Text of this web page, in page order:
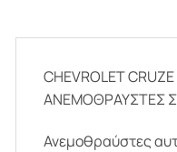
CHEVROLET
ΑΝΕΜΟΘΡΑΥΣΤΕΣ
Ανεμοθραύστες